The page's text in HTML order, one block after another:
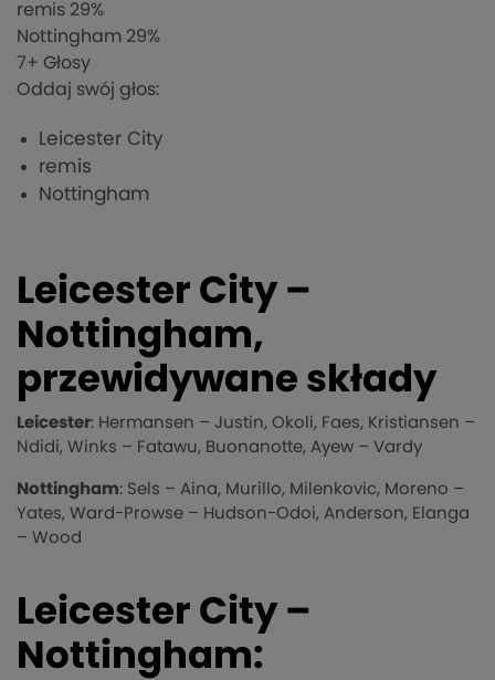
remis 29%
Nottingham 29%
7+ Głosy
Oddaj swój głos:
Leicester City
remis
Nottingham
Leicester City –
Nottingham,
przewidywane składy
Leicester: Hermansen – Justin, Okoli, Faes, Kristiansen –
Ndidi, Winks – Fatawu, Buonanotte, Ayew – Vardy
Nottingham: Sels – Aina, Murillo, Milenkovic, Moreno –
Yates, Ward-Prowse – Hudson-Odoi, Anderson, Elanga
– Wood
Leicester City –
Nottingham: